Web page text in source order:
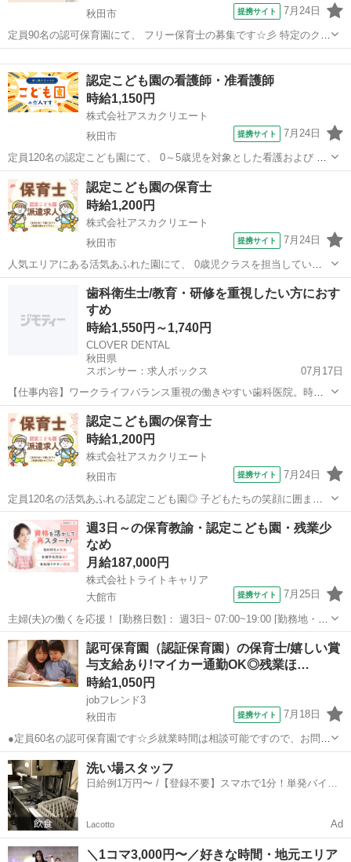
秋田市
提携サイト 7月24日
定員90名の認可保育園にて、 フリー保育士の募集です☆彡 特定のクラ
スに固定されず、 園全体を見渡しながら お子さまの成長を支えるやり
がいがあります◎ お仕事内容は、 ●各クラスの保育補助や見守り ●食
事や排せつなどの生活...認定こども園の看護師・准看護師
時給1,150円
株式会社アスカクリエート
秋田市
提携サイト 7月24日
定員120名の認定こども園にて、 0～5歳児を対象とした看護および 保
育業務を担当していただく募集です☆彡 サッカーやスイミングにも力
を入れており、 活気あふれる環境でお仕事ができます◎ お仕事内容
は、 ●お子さまの健康管...
秋田 秋田市 保育士
認定こども園の保育士
時給1,200円
株式会社アスカクリエート
秋田市
提携サイト 7月24日
人気エリアにある活気あふれた園にて、 0歳児クラスを担当していた
だく派遣の募集です☆彡 かわいいお子さまの成長を間近で見守りなが
ら、 ゆったりと保育に取り組める環境です◎ お仕事内容は、 ●お子さ
まの見守りや安全確認 ●ミ...
保育士
歯科衛生士/教育・研修を重視したい方におす
すめ
時給1,550円～1,740円
CLOVER DENTAL
秋田県
スポンサー：求人ボックス
07月17日
【仕事内容】ワークライフバランス重視の働きやすい歯科医院。時短
勤務、フルタイム移行もOK。 歯周治療(保険歯周治療+トータルヘルス
プログラム) 定期健診(保険+トータルヘルスプログラム) 歯科治療補助
ミュゼホワイトニング 入社3...
アルバイト・パート
認定こども園の保育士
時給1,200円
株式会社アスカクリエート
秋田市
提携サイト 7月24日
定員120名の活気あふれる認定こども園◎ 子どもたちの笑顔に囲まれ
ながら、 楽しくお仕事ができる環境です☆彡 弊社派遣スタッフも活躍
中の職場です！ お仕事内容は、 ● 各クラスでの活動補助や見守り ●
給食・おやつの配膳や...
秋田 秋田市 保育士
週3日～の保育教諭・認定こども園・残業少
なめ
月給187,000円
株式会社トライトキャリア
大館市
提携サイト 7月25日
主婦(夫)の働くを応援！ [勤務日数]： 週3日~ 07:00~19:00 [勤務地・最
寄駅]： 秋田県大館市片山町1丁目3 -10 非公開 東大館駅徒歩13分 [職種
名]：保育教諭・認定こども園・残業少なめ [求...
秋田 大館市 保育士
認可保育園（認証保育園）の保育士/嬉しい賞
与支給あり!マイカー通勤OK◎残業ほ…
時給1,050円
jobフレンド3
秋田市
提携サイト 7月18日
●定員60名の認可保育園です☆彡就業時間は相談可能ですので、お問い
合わせください◎●マイカー通勤OKで駐車場無料！！毎日の通勤も安
心ラクラクです♪雨の日も安心ですね★●パートにも嬉しい賞与の支給
あり☆彡日頃の頑張りをしっかり...
秋田 秋田市 保育士
洗い場スタッフ
日給例1万円〜 /【登録不要】スマホで1分！単発バイト
Lacotto Ad
＼1コマ3,000円〜／好きな時間・地元エリア